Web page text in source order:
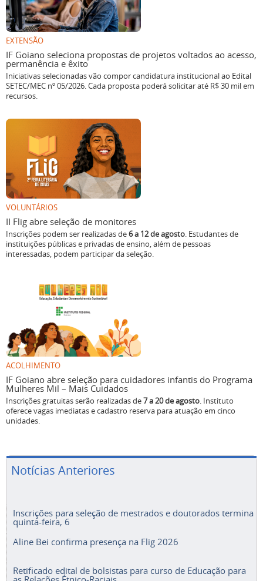
EXTENSÃO
IF Goiano seleciona propostas de projetos voltados ao acesso,
permanência e êxito
Iniciativas selecionadas vão compor candidatura institucional ao Edital
SETEC/MEC nº 05/2026. Cada proposta poderá solicitar até R$ 30 mil em
recursos.
VOLUNTÁRIOS
II Flig abre seleção de monitores
Inscrições podem ser realizadas de6 a 12 de agosto. Estudantes de
instituições públicas e privadas de ensino, além de pessoas
interessadas, podem participar da seleção.
ACOLHIMENTO
IF Goiano abre seleção para cuidadores infantis do Programa
Mulheres Mil – Mais Cuidados
Inscrições gratuitas serão realizadas de7 a 20 de agosto. Instituto
oferece vagas imediatas e cadastro reserva para atuação em cinco
unidades.
Notícias Anteriores
Inscrições para seleção de mestrados e doutorados termina
quinta-feira, 6
Aline Bei confirma presença na Flig 2026
Retificado edital de bolsistas para curso de Educação para